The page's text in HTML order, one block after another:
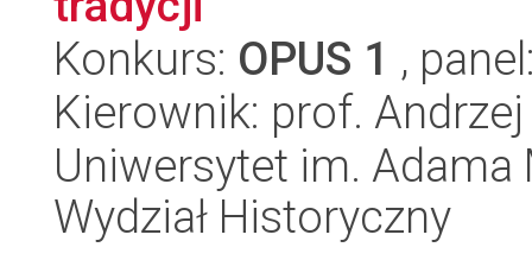
Konkurs: OPUS 1 ,
Kierownik: prof.
Uniwersytet im.
Wydział Historyczny